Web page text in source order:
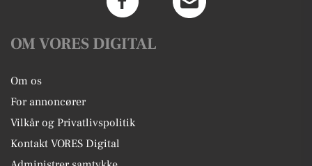
OM VORES DIGITAL
Om os
For annoncører
Vilkår og Privatlivspolitik
Kontakt VORES Digital